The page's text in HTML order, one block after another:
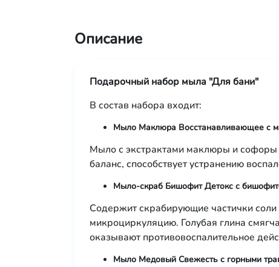
Описание
Подарочный набор мыла "Для бани"
В состав набора входит:
Мыло Маклюра Восстанавливающее с
Мыло с экстрактами маклюры и софоры
баланс, способствует устранению
Мыло-скраб Бишофит Детокс с
Содержит скрабирующие частички
микроциркуляцию. Голубая глина
оказывают противовоспалительное
Мыло Медовый Свежесть с горными